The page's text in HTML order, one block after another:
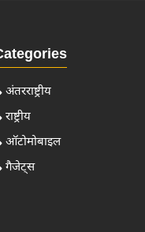
अंतरराष्ट्रीय
राष्ट्रीय
ऑटोमोबाइल
गैजेट्स